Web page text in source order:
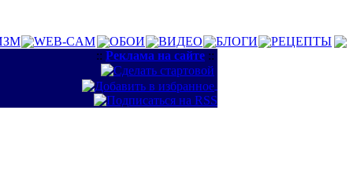
WEB-CAM ОБОИ ВИДЕО БЛОГИ
РЕЦЕПТЫ
:: Реклама на сайте ::